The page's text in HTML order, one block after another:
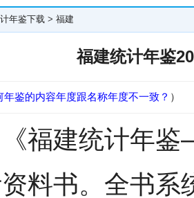
年鉴下载 > 福建
福建统计年鉴
年鉴的内容年度跟名称年度不一致？ ）
福建统计年
料书。全书系